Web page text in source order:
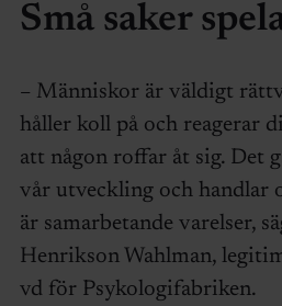
Små saker
– Människor är väldigt
håller koll på och reagerar
att någon roffar åt sig. Det
vår utveckling och handlar
är samarbetande varelser,
Henrikson Wahlman,
vd för Psykologifabriken.